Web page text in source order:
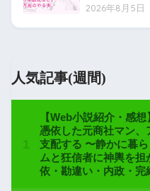
2026年8月5日
人気記事(週間)